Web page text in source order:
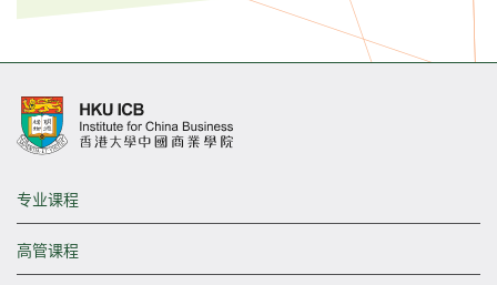
专业课程
高管课程